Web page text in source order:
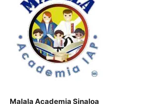
Malala Academia Sinaloa